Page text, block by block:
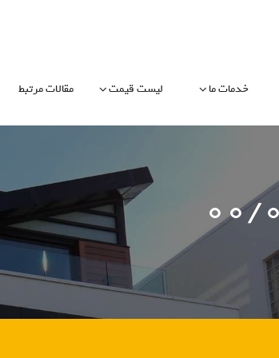
خدمات ما لیست قیمت مقالات مرتبط